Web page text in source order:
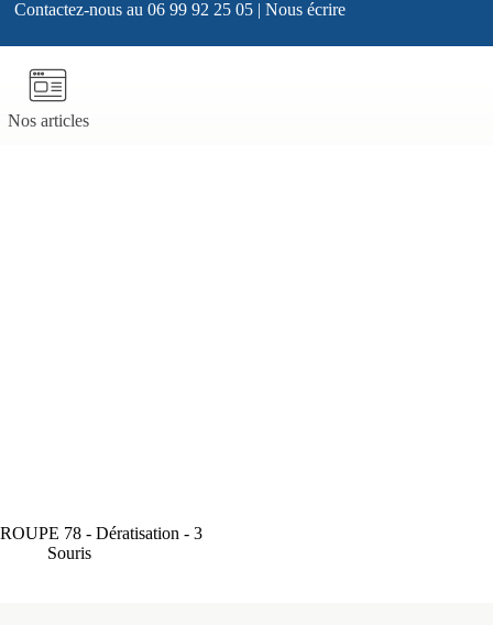
Contactez-nous au 06 99 92 25 05| Nous écrire
Nos articles
Souris